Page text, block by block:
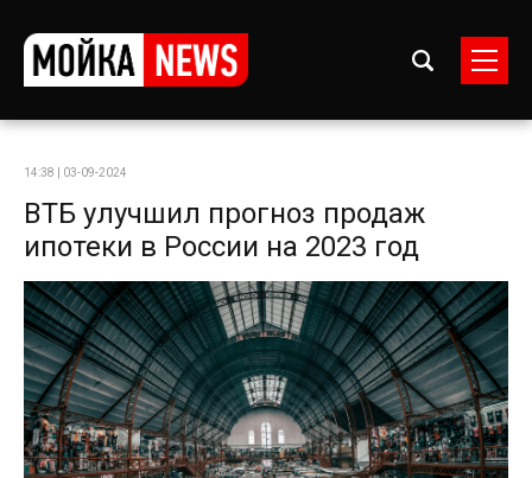
14:38 | 03-09-2024
ВТБ улучшил прогноз продаж
ипотеки в России на 2023 год